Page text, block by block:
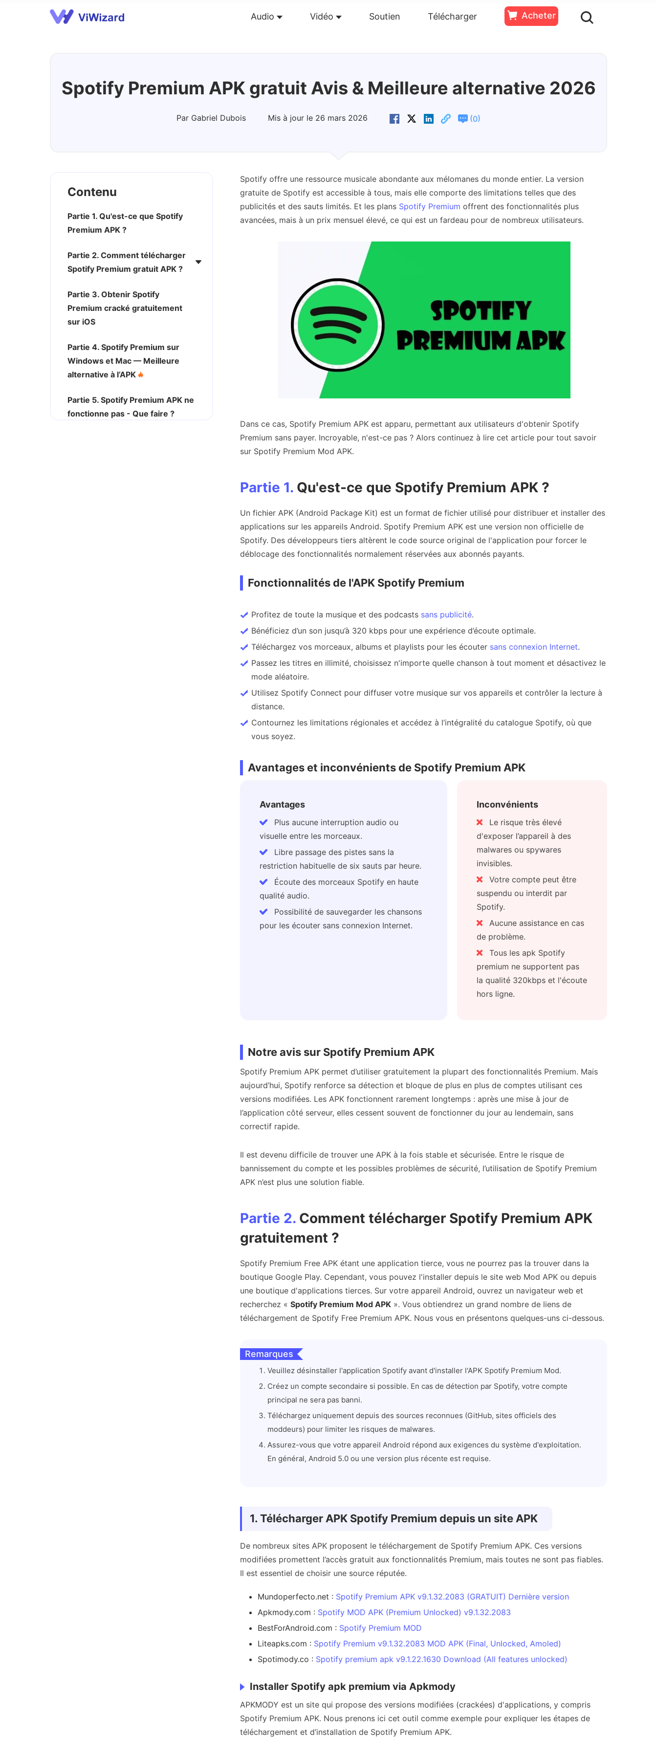
Audio Vidéo Soutien Télécharger Acheter
Essai
Acheter
Spotify Premium APK gratuit Avis & Meilleure alternative 2026
Par Gabriel Dubois Mis à jour le 26 mars 2026 (0)
Contenu
Partie 1. Qu'est-ce que Spotify
Premium APK ?
Partie 2. Comment télécharger
Spotify Premium gratuit APK ?
Partie 3. Obtenir Spotify
Premium cracké gratuitement
sur iOS
Partie 4. Spotify Premium sur
Windows et Mac — Meilleure
alternative à l’APK
Partie 5. Spotify Premium APK ne
fonctionne pas - Que faire ?
Spotify offre une ressource musicale abondante aux mélomanes du monde entier. La version
gratuite de Spotify est accessible à tous, mais elle comporte des limitations telles que des
publicités et des sauts limités. Et les plans Spotify Premium offrent des fonctionnalités plus
avancées, mais à un prix mensuel élevé, ce qui est un fardeau pour de nombreux utilisateurs.
Dans ce cas, Spotify Premium APK est apparu, permettant aux utilisateurs d'obtenir Spotify
Premium sans payer. Incroyable, n'est-ce pas ? Alors continuez à lire cet article pour tout savoir
sur Spotify Premium Mod APK.
Partie 1. Qu'est-ce que Spotify Premium APK ?
Un fichier APK (Android Package Kit) est un format de fichier utilisé pour distribuer et installer des
applications sur les appareils Android. Spotify Premium APK est une version non officielle de
Spotify. Des développeurs tiers altèrent le code source original de l'application pour forcer le
déblocage des fonctionnalités normalement réservées aux abonnés payants.
Fonctionnalités de l'APK Spotify Premium
Profitez de toute la musique et des podcasts sans publicité.
Bénéficiez d’un son jusqu’à 320 kbps pour une expérience d’écoute optimale.
Téléchargez vos morceaux, albums et playlists pour les écouter sans connexion Internet.
Passez les titres en illimité, choisissez n'importe quelle chanson à tout moment et désactivez le
mode aléatoire.
Utilisez Spotify Connect pour diffuser votre musique sur vos appareils et contrôler la lecture à
distance.
Contournez les limitations régionales et accédez à l’intégralité du catalogue Spotify, où que
vous soyez.
Avantages et inconvénients de Spotify Premium APK
Avantages
Plus aucune interruption audio ou
visuelle entre les morceaux.
Libre passage des pistes sans la
restriction habituelle de six sauts par heure.
Écoute des morceaux Spotify en haute
qualité audio.
Possibilité de sauvegarder les chansons
pour les écouter sans connexion Internet.
Inconvénients
Le risque très élevé
d'exposer l’appareil à des
malwares ou spywares
invisibles.
Votre compte peut être
suspendu ou interdit par
Spotify.
Aucune assistance en cas
de problème.
Tous les apk Spotify
premium ne supportent pas
la qualité 320kbps et l'écoute
hors ligne.
Notre avis sur Spotify Premium APK
Spotify Premium APK permet d’utiliser gratuitement la plupart des fonctionnalités Premium. Mais
aujourd’hui, Spotify renforce sa détection et bloque de plus en plus de comptes utilisant ces
versions modifiées. Les APK fonctionnent rarement longtemps : après une mise à jour de
l’application côté serveur, elles cessent souvent de fonctionner du jour au lendemain, sans
correctif rapide.
Il est devenu difficile de trouver une APK à la fois stable et sécurisée. Entre le risque de
bannissement du compte et les possibles problèmes de sécurité, l’utilisation de Spotify Premium
APK n’est plus une solution fiable.
Partie 2. Comment télécharger Spotify Premium APK
gratuitement ?
Spotify Premium Free APK étant une application tierce, vous ne pourrez pas la trouver dans la
boutique Google Play. Cependant, vous pouvez l'installer depuis le site web Mod APK ou depuis
une boutique d'applications tierces. Sur votre appareil Android, ouvrez un navigateur web et
recherchez « Spotify Premium Mod APK ». Vous obtiendrez un grand nombre de liens de
téléchargement de Spotify Free Premium APK. Nous vous en présentons quelques-uns ci-dessous.
Remarques
Veuillez désinstaller l'application Spotify avant d'installer l'APK Spotify Premium Mod.
Créez un compte secondaire si possible. En cas de détection par Spotify, votre compte
principal ne sera pas banni.
Téléchargez uniquement depuis des sources reconnues (GitHub, sites officiels des
moddeurs) pour limiter les risques de malwares.
Assurez-vous que votre appareil Android répond aux exigences du système d'exploitation.
En général, Android 5.0 ou une version plus récente est requise.
1. Télécharger APK Spotify Premium depuis un site APK
De nombreux sites APK proposent le téléchargement de Spotify Premium APK. Ces versions
modifiées promettent l’accès gratuit aux fonctionnalités Premium, mais toutes ne sont pas fiables.
Il est essentiel de choisir une source réputée.
Mundoperfecto.net : Spotify Premium APK v9.1.32.2083 (GRATUIT) Dernière version
Apkmody.com : Spotify MOD APK (Premium Unlocked) v9.1.32.2083
BestForAndroid.com : Spotify Premium MOD
Liteapks.com : Spotify Premium v9.1.32.2083 MOD APK (Final, Unlocked, Amoled)
Spotimody.co : Spotify premium apk v9.1.22.1630 Download (All features unlocked)
Installer Spotify apk premium via Apkmody
APKMODY est un site qui propose des versions modifiées (crackées) d'applications, y compris
Spotify Premium APK. Nous prenons ici cet outil comme exemple pour expliquer les étapes de
téléchargement et d’installation de Spotify Premium APK.